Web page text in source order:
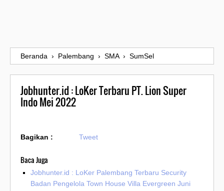
Beranda › Palembang › SMA › SumSel
Jobhunter.id : LoKer Terbaru PT. Lion Super
Indo Mei 2022
Bagikan : Tweet
Baca Juga
Jobhunter.id : LoKer Palembang Terbaru Security
Badan Pengelola Town House Villa Evergreen Juni